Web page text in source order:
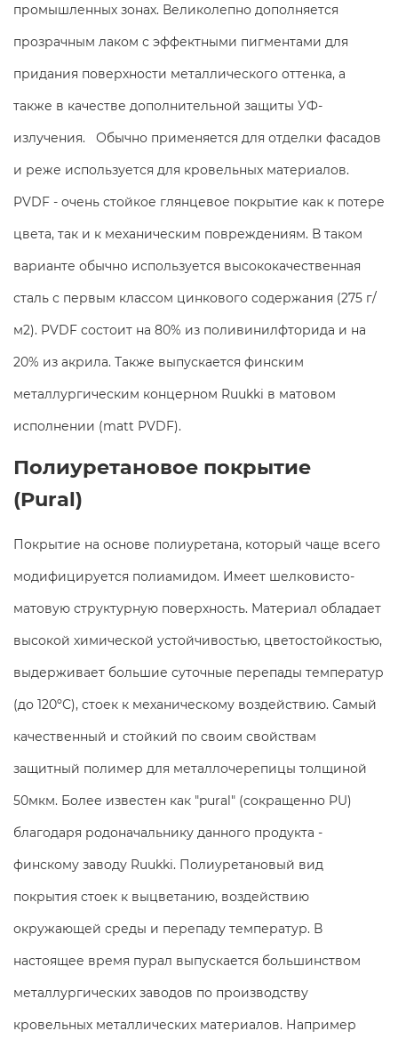
промышленных зонах. Великолепно дополняется
прозрачным лаком с эффектными пигментами для
придания поверхности металлического оттенка, а
также в качестве дополнительной защиты УФ-
излучения. Обычно применяется для отделки фасадов
и реже используется для кровельных материалов.
PVDF - очень стойкое глянцевое покрытие как к потере
цвета, так и к механическим повреждениям. В таком
варианте обычно используется высококачественная
сталь с первым классом цинкового содержания (275 г/
м2). PVDF состоит на 80% из поливинилфторида и на
20% из акрила. Также выпускается финским
металлургическим концерном Ruukki в матовом
исполнении (matt PVDF).
Полиуретановое покрытие
(Pural)
Покрытие на основе полиуретана, который чаще всего
модифицируется полиамидом. Имеет шелковисто-
матовую структурную поверхность. Материал обладает
высокой химической устойчивостью, цветостойкостью,
выдерживает большие суточные перепады температур
(до 120ºС), стоек к механическому воздействию. Самый
качественный и стойкий по своим свойствам
защитный полимер для металлочерепицы толщиной
50мкм. Более известен как "pural" (сокращенно PU)
благодаря родоначальнику данного продукта -
финскому заводу Ruukki. Полиуретановый вид
покрытия стоек к выцветанию, воздействию
окружающей среды и перепаду температур. В
настоящее время пурал выпускается большинством
металлургических заводов по производству
кровельных металлических материалов. Например